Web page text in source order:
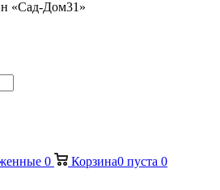
«Сад-Дом31»
0 Корзина0 пуста 0